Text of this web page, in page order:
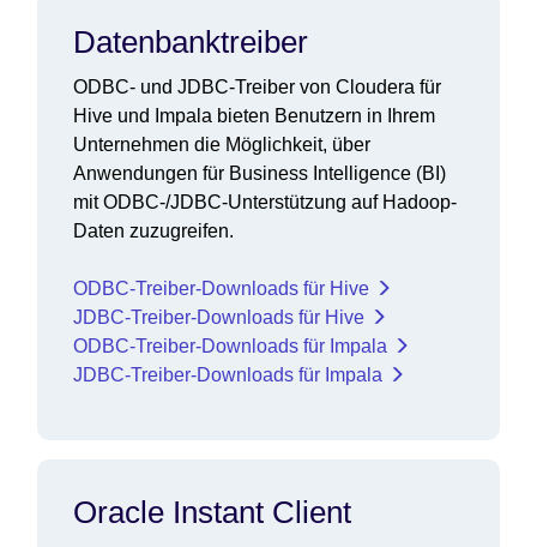
Datenbanktreiber
ODBC- und JDBC-Treiber von Cloudera für
Hive und Impala bieten Benutzern in Ihrem
Unternehmen die Möglichkeit, über
Anwendungen für Business Intelligence (BI)
mit ODBC-/JDBC-Unterstützung auf Hadoop-
Daten zuzugreifen.
ODBC-Treiber-Downloads für Hive
JDBC-Treiber-Downloads für Hive
ODBC-Treiber-Downloads für Impala
JDBC-Treiber-Downloads für Impala
Oracle Instant Client